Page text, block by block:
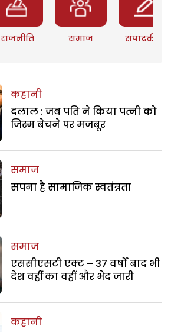
राजनीति समाज संपादकीय
कहानी
दलाल : जब पति ने किया पत्नी को
जिस्म बेचने पर मजबूर
समाज
सपना है सामाजिक स्वतंत्रता
समाज
एससीएसटी एक्ट – 37 वर्षों बाद भी
देश वहीं का वहीं और भेद जारी
कहानी